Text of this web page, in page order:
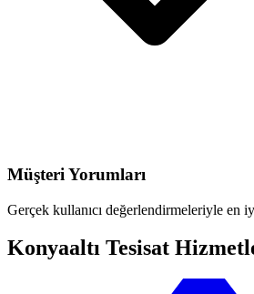
Müşteri Yorumları
Gerçek kullanıcı değerlendirmeleriyle en
Konyaaltı Tesisat